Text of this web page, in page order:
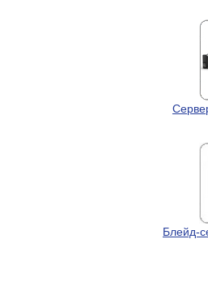
Блейд-